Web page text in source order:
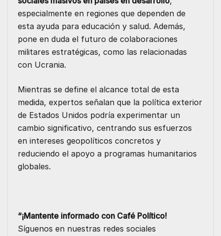
especialmente en regiones que dependen de
esta ayuda para educación y salud. Además,
pone en duda el futuro de colaboraciones
militares estratégicas, como las relacionadas
con Ucrania.
Mientras se define el alcance total de esta
medida, expertos señalan que la política exterior
de Estados Unidos podría experimentar un
cambio significativo, centrando sus esfuerzos
en intereses geopolíticos concretos y
reduciendo el apoyo a programas humanitarios
globales.
“¡Mantente informado con Café Político!
Síguenos en nuestras redes sociales